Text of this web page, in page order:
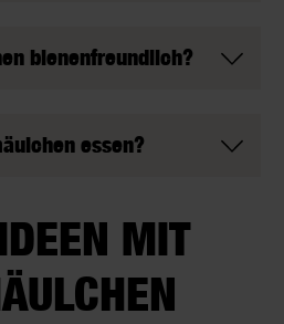
bienenfreundlich?
essen?
MIT